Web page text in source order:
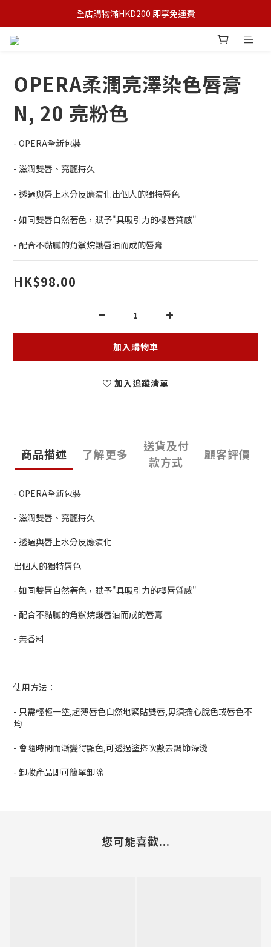
全店購物滿HKD200 即享免運費
OPERA柔潤亮澤染色唇膏
N, 20 亮粉色
- OPERA全新包裝
- 滋潤雙唇、亮麗持久
- 透過與唇上水分反應演化出個人的獨特唇色
- 如同雙唇自然著色，賦予"具吸引力的櫻唇質感"
- 配合不黏膩的角鯊烷護唇油而成的唇膏
HK$98.00
加入購物車
加入追蹤清單
商品描述 了解更多
送貨及付
款方式
顧客評價
- OPERA全新包裝
- 滋潤雙唇、亮麗持久
- 透過與唇上水分反應演化
出個人的獨特唇色
- 如同雙唇自然著色，賦予"具吸引力的櫻唇質感"
- 配合不黏膩的角鯊烷護唇油而成的唇膏
- 無香料
使用方法：
- 只需輕輕一塗,超薄唇色自然地緊貼雙唇,毋須擔心脫色或唇色不
均
- 會隨時間而漸變得顯色,可透過塗搽次數去調節深淺
- 卸妝產品即可簡單卸除
您可能喜歡...